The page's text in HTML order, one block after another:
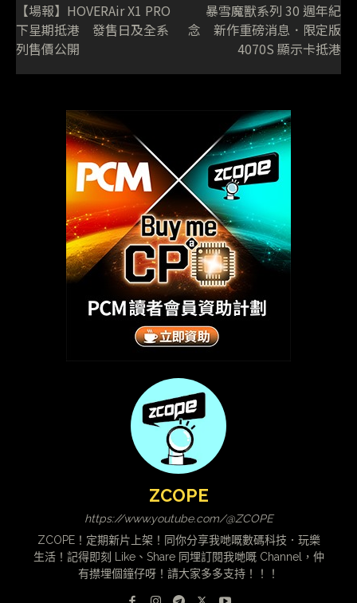
【場報】HOVERAir X1 PRO
下星期抵港 發售日及全系
列售價公開
暴雪魔獸系列 30 週年紀
念 新作重磅消息．限定版
4070S 顯示卡抵港
ZCOPE
https://www.youtube.com/@ZCOPE
ZCOPE！定期新片上架！同你分享我哋嘅數碼科技．玩樂
生活！記得即刻 Like、Share 同埋訂閱我哋嘅 Channel，仲
有㩒埋個鐘仔呀！請大家多多支持！！！